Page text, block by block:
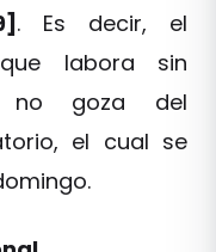
. Es decir, el
labora sin
no goza del
el cual se